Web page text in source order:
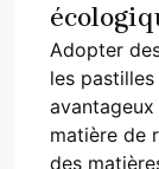
Adopter
les
avantageux
matière de
des